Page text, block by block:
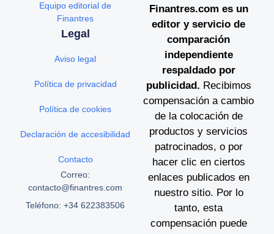
Finantres.com es un
editor y servicio de
comparación
independiente
respaldado por
publicidad. Recibimos
compensación a cambio
de la colocación de
productos y servicios
patrocinados, o por
hacer clic en ciertos
enlaces publicados en
nuestro sitio. Por lo
tanto, esta
compensación puede
Equipo editorial de
Finantres
Legal
Aviso legal
Política de privacidad
Política de cookies
Declaración de accesibilidad
Contacto
Correo:
contacto@finantres.com
Teléfono: +34 622383506